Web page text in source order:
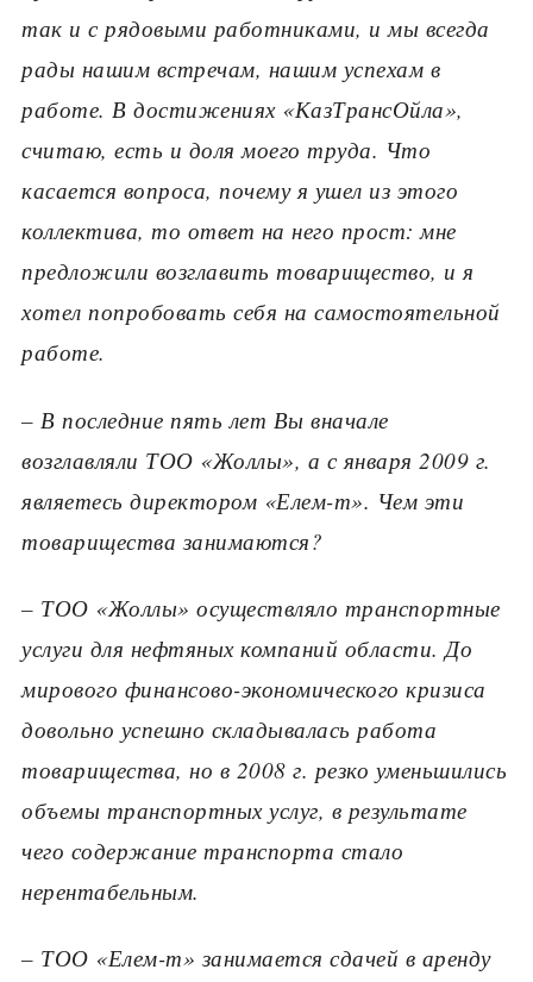
так и с рядовыми работниками, и мы всегда
рады нашим встречам, нашим успехам в
работе. В достижениях «КазТрансОйла»,
считаю, есть и доля моего труда. Что
касается вопроса, почему я ушел из этого
коллектива, то ответ на него прост: мне
предложили возглавить товарищество, и я
хотел попробовать себя на самостоятельной
работе.
– В последние пять лет Вы вначале
возглавляли ТОО «Жоллы», а с января 2009 г.
являетесь директором «Елем-т». Чем эти
товарищества занимаются?
– ТОО «Жоллы» осуществляло транспортные
услуги для нефтяных компаний области. До
мирового финансово-экономического кризиса
довольно успешно складывалась работа
товарищества, но в 2008 г. резко уменьшились
объемы транспортных услуг, в результате
чего содержание транспорта стало
нерентабельным.
– ТОО «Елем-т» занимается сдачей в аренду